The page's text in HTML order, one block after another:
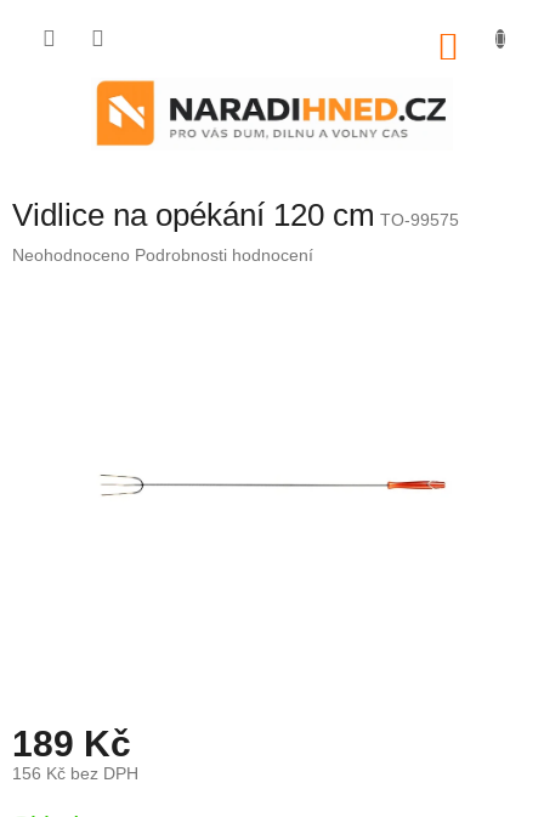
Vidlice na opékání 120 cm TO-99575
Průměrné
Neohodnoceno Podrobnosti hodnocení
189 Kč
156 Kč bez DPH